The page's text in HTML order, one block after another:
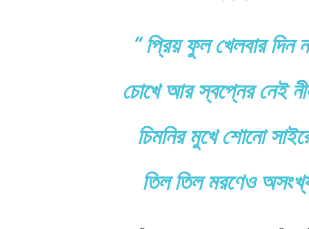
“ প্রিয় ফুল খেলবার
চোখে আর স্বপ্নের নেই
চিমনির মুখে শোনো
তিল তিল মরণেও